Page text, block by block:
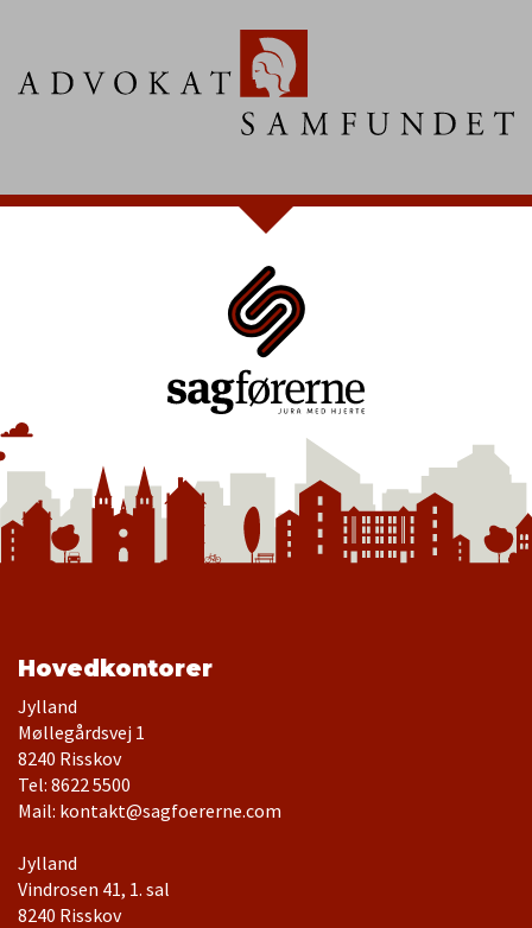
Hovedkontorer
Jylland
Møllegårdsvej 1
Tel: 8622 5500
Mail: kontakt@sagfoererne.com
Jylland
Vindrosen 41, 1. sal